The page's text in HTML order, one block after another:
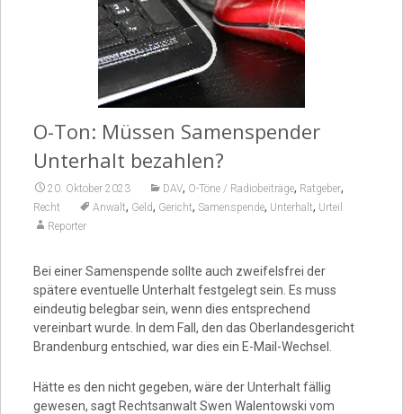
O-Ton: Müssen Samenspender
Unterhalt bezahlen?
20. Oktober 2023 DAV, O-Töne / Radiobeiträge, Ratgeber,
Recht Anwalt, Geld, Gericht, Samenspende, Unterhalt, Urteil
Reporter
Bei einer Samenspende sollte auch zweifelsfrei der
spätere eventuelle Unterhalt festgelegt sein. Es muss
eindeutig belegbar sein, wenn dies entsprechend
vereinbart wurde. In dem Fall, den das Oberlandesgericht
Brandenburg entschied, war dies ein E-Mail-Wechsel.
Hätte es den nicht gegeben, wäre der Unterhalt fällig
gewesen, sagt Rechtsanwalt Swen Walentowski vom